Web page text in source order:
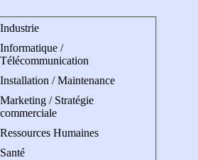
Industrie
Informatique /
Télécommunication
Installation / Maintenance
Marketing / Stratégie
commerciale
Ressources Humaines
Santé